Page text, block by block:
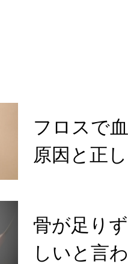
フロスで
原因と正
骨が足り
しいと言